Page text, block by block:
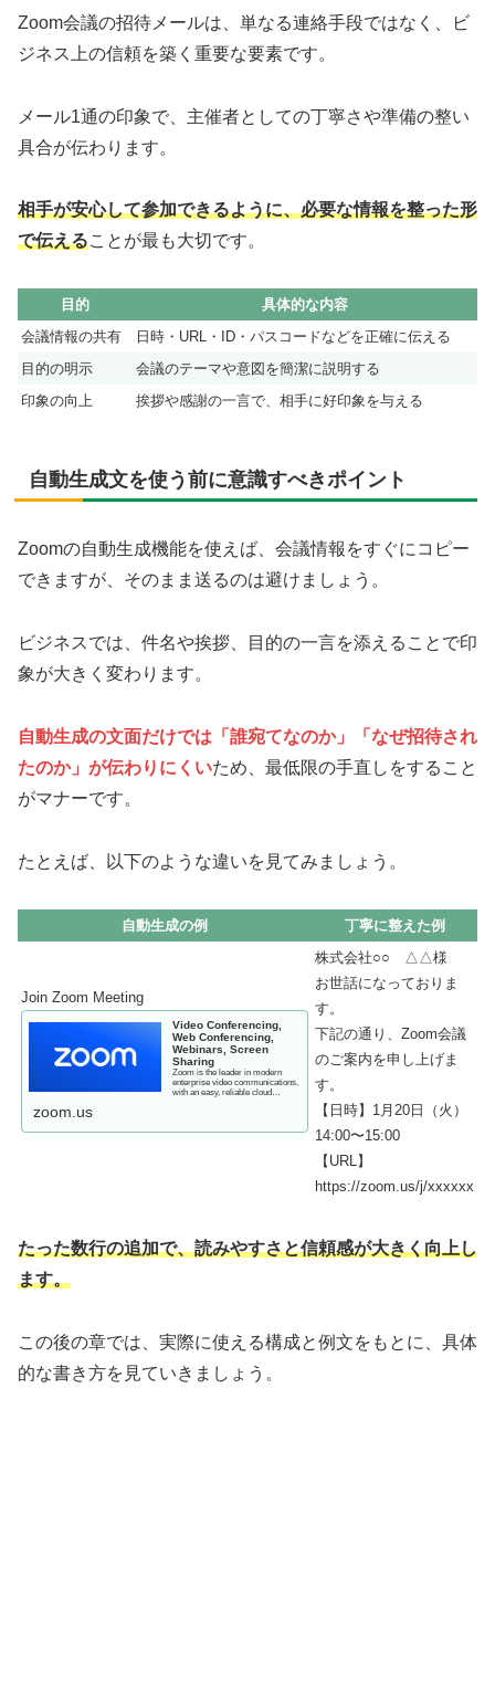
Zoom会議の招待メールは、単なる連絡手段ではなく、ビ
ジネス上の信頼を築く重要な要素です。
メール1通の印象で、主催者としての丁寧さや準備の整い
具合が伝わります。
相手が安心して参加できるように、必要な情報を整った形
で伝えることが最も大切です。
目的
具体的な内容
会議情報の共有
日時・URL・ID・パスコードなどを正確に伝える
目的の明示
会議のテーマや意図を簡潔に説明する
印象の向上
挨拶や感謝の一言で、相手に好印象を与える
自動生成文を使う前に意識すべきポイント
Zoomの自動生成機能を使えば、会議情報をすぐにコピー
できますが、そのまま送るのは避けましょう。
ビジネスでは、件名や挨拶、目的の一言を添えることで印
象が大きく変わります。
自動生成の文面だけでは「誰宛てなのか」「なぜ招待され
たのか」が伝わりにくいため、最低限の手直しをすること
がマナーです。
たとえば、以下のような違いを見てみましょう。
自動生成の例 丁寧に整えた例
Join Zoom Meeting
Video Conferencing,
Web Conferencing,
Webinars, Screen
Sharing
Zoom is the leader in modern
enterprise video communications,
with an easy, reliable cloud
zoom.us
株式会社○○ △△様
お世話になっておりま
す。
下記の通り、Zoom会議
のご案内を申し上げま
す。
【日時】1月20日（火）
14:00〜15:00
【URL】
https://zoom.us/j/xxxxxx
たった数行の追加で、読みやすさと信頼感が大きく向上し
ます。
この後の章では、実際に使える構成と例文をもとに、具体
的な書き方を見ていきましょう。